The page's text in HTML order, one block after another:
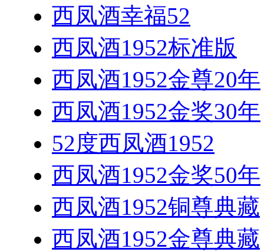
西凤酒幸福52
西凤酒1952标准版
西凤酒1952金尊20年
西凤酒1952金奖30年
52度西凤酒1952
西凤酒1952金奖50年
西凤酒1952铜尊典藏
西凤酒1952金尊典藏